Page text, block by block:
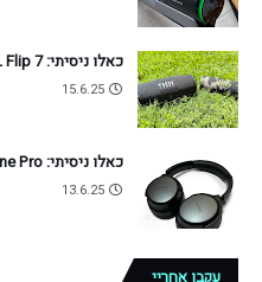
כאלו ניסיתי: JBL Flip 7 ו-Charge 6
15.6.25
כאלו ניסיתי: EarFun Tune Pro
13.6.25
עקבו אחריי